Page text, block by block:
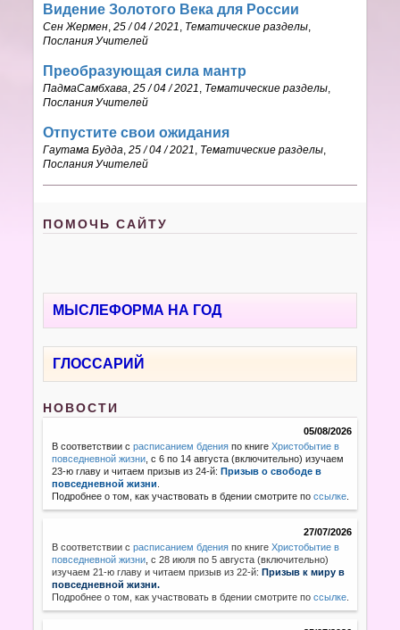
Видение Золотого Века для России
Сен Жермен ,25 / 04 / 2021 Тематические разделы
Послания Учителей
Преобразующая сила мантр
ПадмаСамбхава ,25 / 04 / 2021 Тематические разделы
Послания Учителей
Отпустите свои ожидания
Гаутама Будда ,25 / 04 / 2021 Тематические разделы
Послания Учителей
ПОМОЧЬ САЙТУ
МЫСЛЕФОРМА НА ГОД
ГЛОССАРИЙ
НОВОСТИ
05/08/2026
В соответствии срасписанием бдения по книгеХристобытие в
повседневной жизни , с 6 по 14 августа (включительно) изучаем
23-ю главу и читаем призыв из 24-й:Призыв о свободе в
повседневной жизни
Подробнее о том, как участвовать в бдении смотрите поссылке
27/07/2026
В соответствии с расписанием бдения по книгеХристобытие в
повседневной жизни с 28 июля по 5 августа (включительно)
изучаем 21-ю главу и читаем призыв из 22-й:Призыв к миру в
повседневной жизни.
Подробнее о том, как участвовать в бдении смотрите поссылке